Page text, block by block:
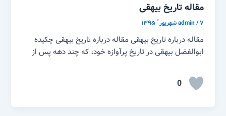
مقاله تاریخ بیهقی
admin/۷ شهریور ّ ۱۳۹۵
مقاله درباره تاریخ بیهقی مقاله درباره تاریخ بیهقی چکیده
ابوالفضل بیهقی در تاریخ پرآوازه خود، که چند دهه پس از
0